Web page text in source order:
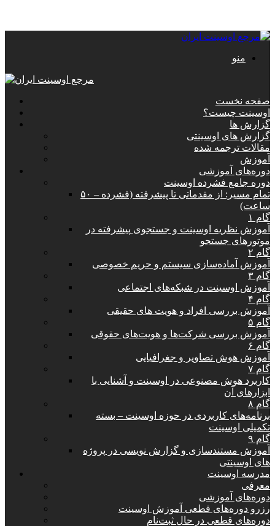
منو
صفحه نخست
اوسینت چیست؟
گزارش ها
گزارش های اوسینتی
مقالات ترجمه شده
آموزش
دوره‌های آموزشی
دوره جامع فشرده اوسینت
تمام مسیر: از مقدماتی تا پیشرفته (فشرده – ۵۰
ساعت)
گام ۱
آموزش نظریه اوسینت و جستجوی پیشرفته در
موتورهای جستجو
گام ۲
آموزش آماده‌سازی سیستم و حریم خصوصی
گام ۳
آموزش اوسینت در شبکه‌های اجتماعی
گام ۴
آموزش بررسی افراد و هویت های حقیقی
گام ۵
آموزش بررسی شرکت‌ها و هویت‌های حقوقی
گام ۶
آموزش هوش تصاویر و جغرافیایی
گام ۷
کاربرد هوش مصنوعی در اوسینت و آشنایی با
ابزارهای آن
گام ۸
برنامه‌های کاربردی در حوزه اوسینت – بسته
تکمیلی اوسینت
گام ۹
آموزش مستندسازی و گزارش نویسی در پروژه
های اوسینتی
مدرسه اوسینت
معرفی
دوره‌های آموزشی
رزرو دوره‌های قطعی آموزش اوسینت
دوره‌های قطعی در حال ثبت‌نام